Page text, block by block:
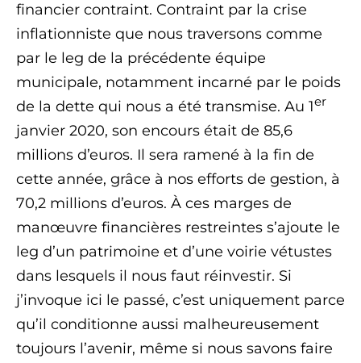
financier contraint. Contraint par la crise
inflationniste que nous traversons comme
par le leg de la précédente équipe
municipale, notamment incarné par le poids
de la dette qui nous a été transmise. Au 1er
janvier 2020, son encours était de 85,6
millions d’euros. Il sera ramené à la fin de
cette année, grâce à nos efforts de gestion, à
70,2 millions d’euros. À ces marges de
manœuvre financières restreintes s’ajoute le
leg d’un patrimoine et d’une voirie vétustes
dans lesquels il nous faut réinvestir. Si
j’invoque ici le passé, c’est uniquement parce
qu’il conditionne aussi malheureusement
toujours l’avenir, même si nous savons faire